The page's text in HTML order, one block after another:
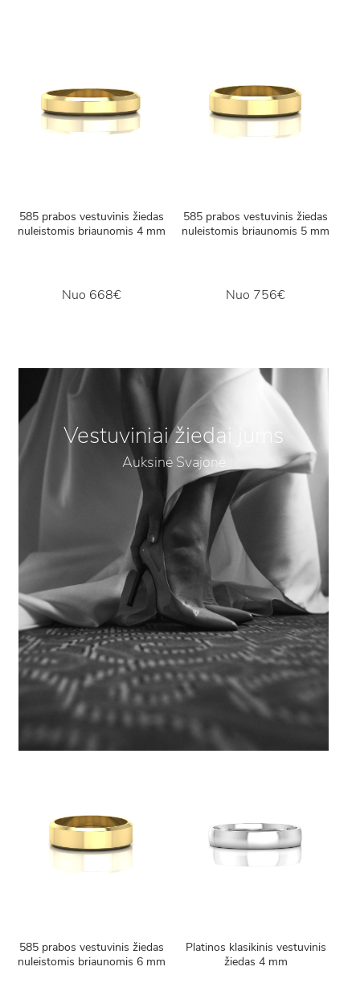
585 prabos vestuvinis žiedas
nuleistomis briaunomis 4 mm
Nuo 668€
585 prabos vestuvinis žiedas
nuleistomis briaunomis 5 mm
Nuo 756€
Vestuviniai žiedai jums
Auksinė Svajonė
585 prabos vestuvinis žiedas
nuleistomis briaunomis 6 mm
Platinos klasikinis vestuvinis
žiedas 4 mm